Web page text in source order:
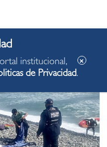
institucional,
de Privacidad.